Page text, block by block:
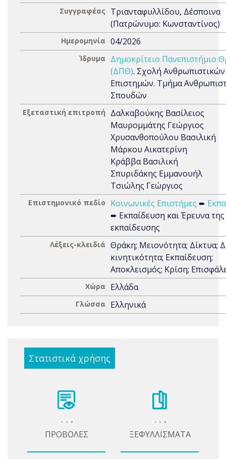
Συγγραφέας Τριανταφυλλίδου, Δέσποινα
(Πατρώνυμο: Κωνσταντίνος)
Ημερομηνία 04/2026
Ίδρυμα
Δημοκρίτειο Πανεπιστήμιο
(ΔΠΘ). Σχολή Ανθρωπιστικών
Επιστημών. Τμήμα
Σπουδών
Εξεταστική επιτροπή
Δαλκαβούκης Βασίλειος
Μαυρομμάτης Γεώργιος
Χρυσανθοπούλου Βασιλική
Μάρκου Αικατερίνη
Κράββα Βασιλική
Σπυριδάκης Εμμανουήλ
Τσιώλης Γεώργιος
Επιστημονικό πεδίο Κοινωνικές Επιστήμες ➨
➨ Εκπαίδευση και Έρευνα της
εκπαίδευσης
Λέξεις-κλειδιά Θράκη; Μειονότητα; Δίκτυα;
κινητικότητα; Εκπαίδευση;
Αποκλεισμός; Κρίση;
Χώρα Ελλάδα
Γλώσσα Ελληνικά
Στατιστικά χρήσης
ΠΡΟΒΟΛΕΣ ΞΕΦΥΛΛΙΣΜΑΤΑ